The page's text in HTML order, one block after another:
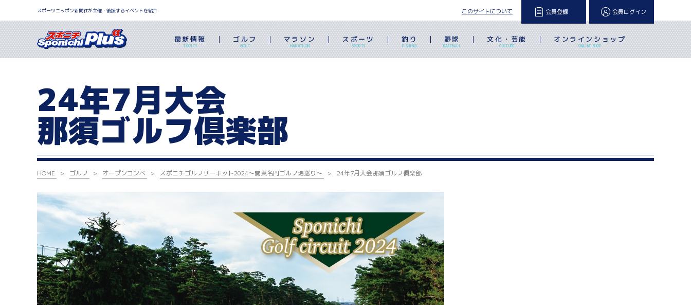
スポーツニッポン新聞社が主催・後援するイベントを紹介 このサイトについて 会員登録 会員ログイン
最新情報
TOPICS
ゴルフ
GOLF
マラソン
MARATHON
スポーツ
SPORTS
釣り
FISHING
野球
BASEBALL
文化・芸能
CULTURE
オンラインショップ
ONLINE SHOP
24年7月大会
那須ゴルフ倶楽部
HOME ゴルフ オープンコンペ スポニチゴルフサーキット2024～関東名門ゴルフ場巡り～ 24年7月大会那須ゴルフ倶楽部